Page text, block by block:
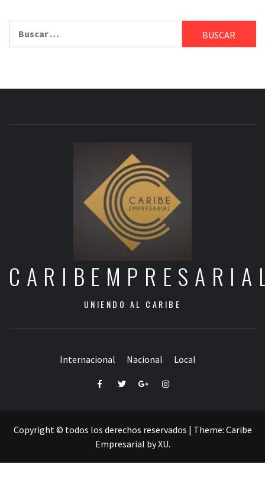
UNIENDO AL CARIBE
Internacional Nacional Local
FacebookTwitterGoogle+Instagram
Copyright © todos los derechos reservados | Theme: Caribe
Empresarial byXU.